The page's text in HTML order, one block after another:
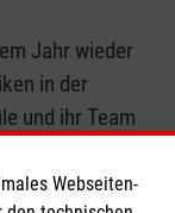
Jahr wieder
in der
und ihr Team
Webseiten-